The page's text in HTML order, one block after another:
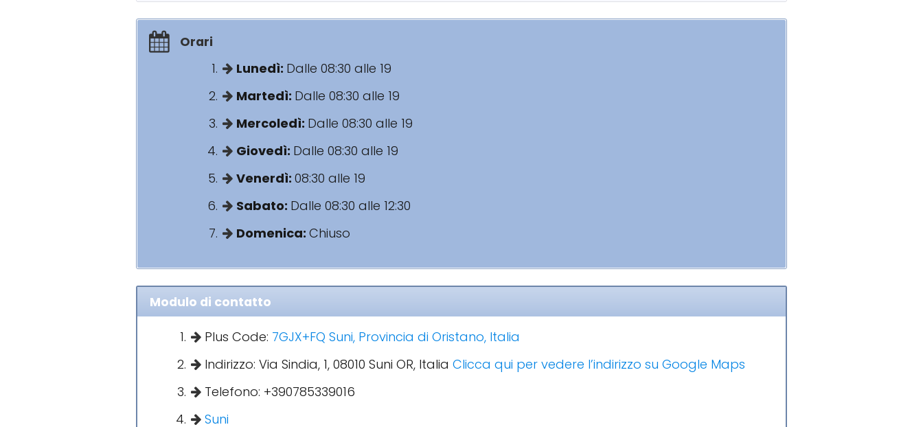
Orari
Lunedì: Dalle 08:30 alle 19
Martedì: Dalle 08:30 alle 19
Mercoledì: Dalle 08:30 alle 19
Giovedì: Dalle 08:30 alle 19
Venerdì: 08:30 alle 19
Sabato: Dalle 08:30 alle 12:30
Domenica: Chiuso
Modulo di contatto
Plus Code: 7GJX+FQ Suni, Provincia di Oristano, Italia
Indirizzo: Via Sindia, 1, 08010 Suni OR, Italia Clicca qui per vedere l’indirizzo su Google Maps
Telefono: +390785339016
Suni